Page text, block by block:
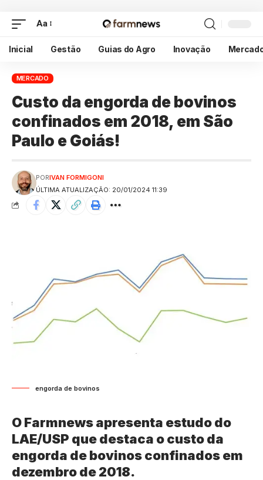
Aa
Inicial Gestão Guias do Agro Inovação
MERCADO
Custo da engorda de bovinos
confinados em 2018, em São
Paulo e Goiás!
ÚLTIMA ATUALIZAÇÃO: 20/01/2024 11:39
PORIVAN FORMIGONI
engorda de bovinos
O Farmnews apresenta estudo do
LAE/USP que destaca o custo da
engorda de bovinos confinados em
dezembro de 2018.